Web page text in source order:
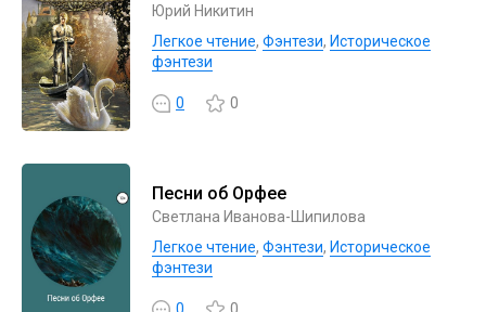
Юрий Никитин
Легкое чтение, Фэнтези, Историческое
фэнтези
0 0
Песни об Орфее
Светлана Иванова-Шипилова
Легкое чтение, Фэнтези, Историческое
фэнтези